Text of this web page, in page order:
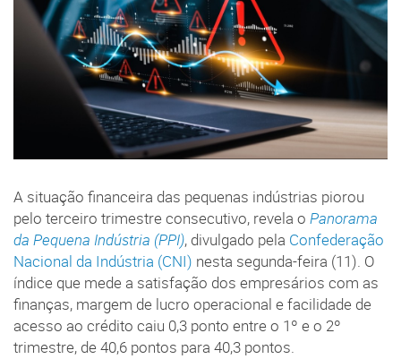
A situação financeira das pequenas indústrias piorou
pelo terceiro trimestre consecutivo, revela o Panorama
da Pequena Indústria (PPI), divulgado pela Confederação
Nacional da Indústria (CNI) nesta segunda-feira (11). O
índice que mede a satisfação dos empresários com as
finanças, margem de lucro operacional e facilidade de
acesso ao crédito caiu 0,3 ponto entre o 1º e o 2º
trimestre, de 40,6 pontos para 40,3 pontos.